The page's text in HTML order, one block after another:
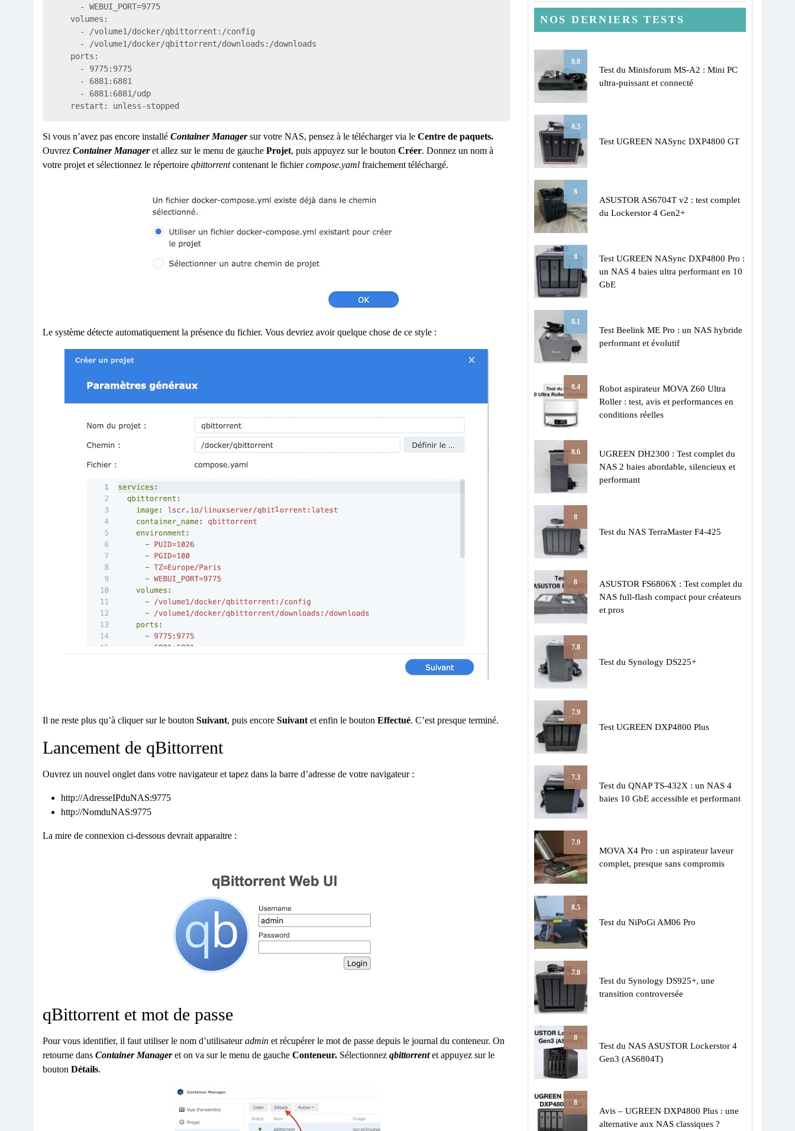
      - WEBUI_PORT=9775
    volumes:
      - /volume1/docker/qbittorrent:/config
      - /volume1/docker/qbittorrent/downloads:/downloads
    ports:
      - 9775:9775
      - 6881:6881
      - 6881:6881/udp
Si vous n’avez pas encore installé Container Managersur votre NAS, pensez à le télécharger via le Centre de paquets.
Ouvrez Container Manageret allez sur le menu de gauche Projet, puis appuyez sur le bouton Créer. Donnez un nom à
votre projet et sélectionnez le répertoire qbittorrentcontenant le fichiercompose.yaml fraichement téléchargé.
Le système détecte automatiquement la présence du fichier. Vous devriez avoir quelque chose de ce style :
Il ne reste plus qu’à cliquer sur le bouton Suivant, puis encore Suivant et enfin le bouton Effectué. C’est presque terminé.
Lancement de qBittorrent
Ouvrez un nouvel onglet dans votre navigateur et tapez dans la barre d’adresse de votre navigateur :
http://AdresseIPduNAS:9775
http://NomduNAS:9775
La mire de connexion ci-dessous devrait apparaitre :
qBittorrent et mot de passe
Pour vous identifier, il faut utiliser le nom d’utilisateuradmin et récupérer le mot de passe depuis le journal du conteneur. On
retourne dans Container Manageret on va sur le menu de gauche Conteneur. Sélectionnez qbittorrentet appuyez sur le
bouton Détails.
NOS DERNIERS TESTS
8.8
Test du Minisforum MS-A2 : Mini PC
ultra-puissant et connecté
8.3
Test UGREEN NASync DXP4800 GT
8
ASUSTOR AS6704T v2 : test complet
du Lockerstor 4 Gen2+
8
Test UGREEN NASync DXP4800 Pro :
un NAS 4 baies ultra performant en 10
GbE
8.1
Test Beelink ME Pro : un NAS hybride
performant et évolutif
8.4
Robot aspirateur MOVA Z60 Ultra
Roller : test, avis et performances en
conditions réelles
8.6
UGREEN DH2300 : Test complet du
NAS 2 baies abordable, silencieux et
performant
8
Test du NAS TerraMaster F4-425
8
ASUSTOR FS6806X : Test complet du
NAS full-flash compact pour créateurs
et pros
7.8
Test du Synology DS225+
7.9
Test UGREEN DXP4800 Plus
7.3
Test du QNAP TS-432X : un NAS 4
baies 10 GbE accessible et performant
7.9
MOVA X4 Pro : un aspirateur laveur
complet, presque sans compromis
8.5
Test du NiPoGi AM06 Pro
7.8
Test du Synology DS925+, une
transition controversée
8
Test du NAS ASUSTOR Lockerstor 4
Gen3 (AS6804T)
8
Avis – UGREEN DXP4800 Plus : une
alternative aux NAS classiques ?